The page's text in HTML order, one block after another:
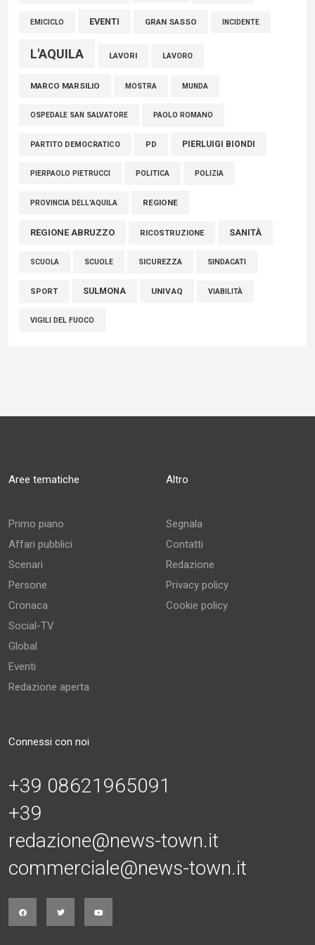
EMICICLO EVENTI GRAN SASSO INCIDENTE
L'AQUILA LAVORI LAVORO
MARCO MARSILIO MOSTRA MUNDA
OSPEDALE SAN SALVATORE PAOLO ROMANO
PARTITO DEMOCRATICO PD PIERLUIGI BIONDI
PIERPAOLO PIETRUCCI POLITICA POLIZIA
PROVINCIA DELL'AQUILA REGIONE
REGIONE ABRUZZO RICOSTRUZIONE SANITÀ
SCUOLA SCUOLE SICUREZZA SINDACATI
SPORT SULMONA UNIVAQ VIABILITÀ
VIGILI DEL FUOCO
Aree tematiche
Primo piano
Affari pubblici
Scenari
Persone
Cronaca
Social-TV
Global
Eventi
Redazione aperta
Altro
Segnala
Contatti
Redazione
Privacy policy
Cookie policy
Connessi con noi
+39 08621965091
+39
redazione@news-town.it
commerciale@news-town.it